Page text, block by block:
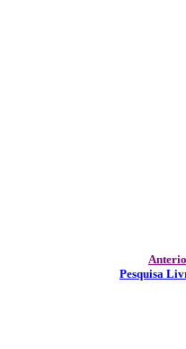
Pesquisa